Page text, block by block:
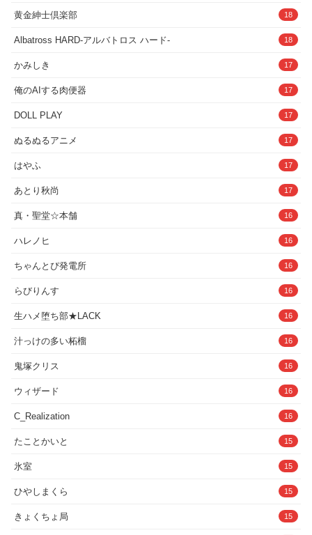
黄金紳士倶楽部 18
Albatross HARD‐アルバトロス ハード‐ 18
かみしき 17
俺のAIする肉便器 17
DOLL PLAY 17
ぬるぬるアニメ 17
はやふ 17
あとり秋尚 17
真・聖堂☆本舗 16
ハレノヒ 16
ちゃんとぴ発電所 16
らびりんす 16
生ハメ堕ち部★LACK 16
汁っけの多い柘榴 16
鬼塚クリス 16
ウィザード 16
C_Realization 16
たことかいと 15
氷室 15
ひやしまくら 15
きょくちょ局 15